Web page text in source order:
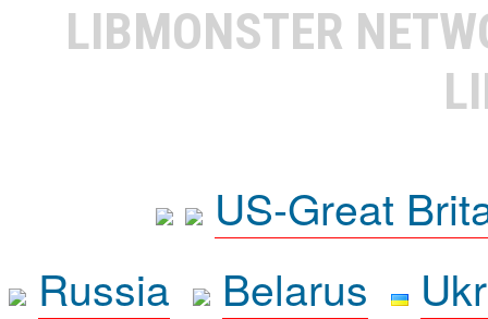
LIBMONSTER
US-Great
Russia
Belarus